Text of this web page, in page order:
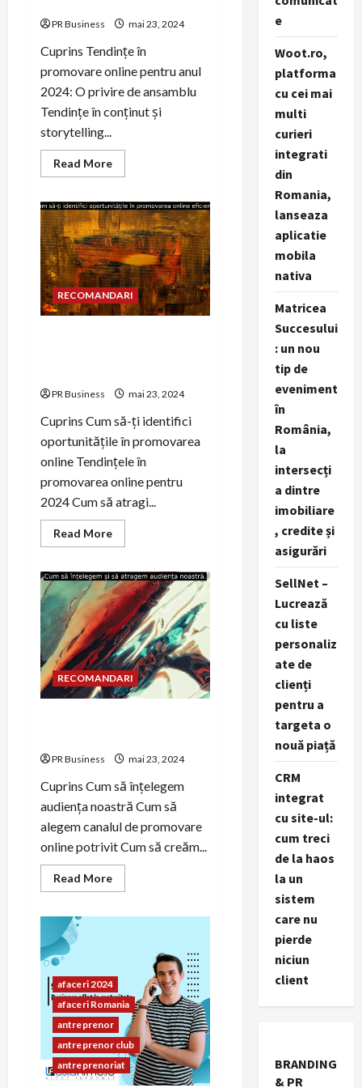
Dezvăluie
Provocările
Soluțiile
din
Drumul
PR Business mai 23, 2024
Cuprins Tendințe în
promovare online pentru anul
2024: O privire de ansamblu
Tendințe în conținut și
storytelling...
Read MoreRead
more
în
promovare
online
pentru
anul
2024.
RECOMANDARI
PR Business mai 23, 2024
Cuprins Cum să-ți identifici
oportunitățile în promovarea
online Tendințele în
promovarea online pentru
2024 Cum să atragi...
Read MoreRead
more
să-
ți
identifici
oportunitățile
în
promovarea
online
eficientă
RECOMANDARI
PR Business mai 23, 2024
Cuprins Cum să înțelegem
audiența noastră Cum să
alegem canalul de promovare
online potrivit Cum să creăm...
Read MoreRead
more
atragem
audiența
noastră.
afaceri 2024
afaceri Romania
antreprenor
antreprenor club
antreprenoriat
e
Woot.ro,
platforma
cu cei mai
multi
curieri
integrati
din
Romania,
lanseaza
aplicatie
mobila
nativa
Matricea
Succesului
: un nou
tip de
eveniment
în
România,
la
intersecți
a dintre
imobiliare
, credite și
asigurări
SellNet –
Lucrează
cu liste
personaliz
ate de
clienți
pentru a
targeta o
nouă piață
CRM
integrat
cu site-ul:
cum treci
de la haos
la un
sistem
care nu
pierde
niciun
client
BRANDING
& PR